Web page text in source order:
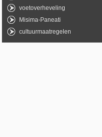
voetoverheveling
Misima-Paneati
cultuurmaatregelen